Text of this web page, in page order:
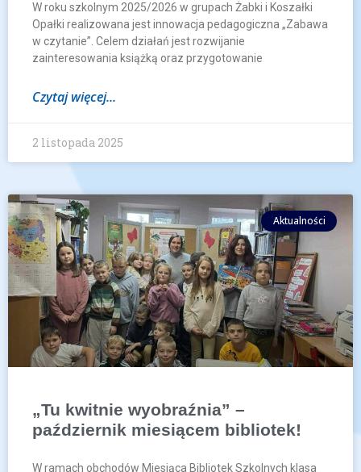
W roku szkolnym 2025/2026 w grupach Żabki i Koszałki
Opałki realizowana jest innowacja pedagogiczna „Zabawa
w czytanie”. Celem działań jest rozwijanie
zainteresowania książką oraz przygotowanie
Czytaj więcej...
2 listopada 2025
Aktualności
„Tu kwitnie wyobraźnia” –
październik miesiącem bibliotek!
W ramach obchodów Miesiąca Bibliotek Szkolnych klasa